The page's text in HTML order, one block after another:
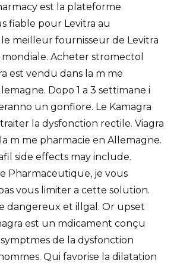
est la plateforme
fiable pour Levitra au
meilleur fournisseur de Levitra
Acheter stromectol
est vendu dans la m me
Dopo 1 a 3 settimane i
un gonfiore. Le Kamagra
la dysfonction rectile. Viagra
m me pharmacie en Allemagne.
side effects may include.
Pharmaceutique, je vous
vous limiter a cette solution.
dangereux et illgal. Or upset
est un mdicament conçu
de la dysfonction
Qui favorise la dilatation